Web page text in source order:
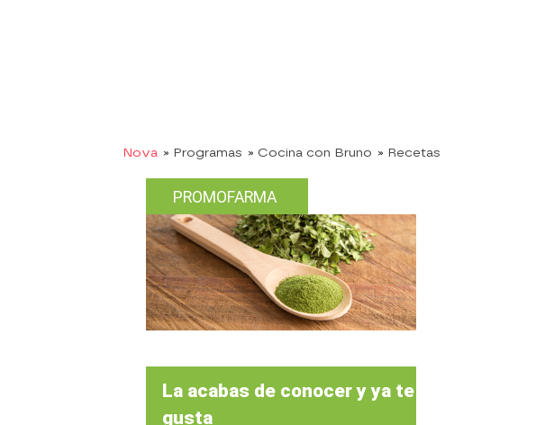
Nova » Programas » Cocina con Bruno » Recetas
PROMOFARMA
La acabas de conocer y ya te
gusta